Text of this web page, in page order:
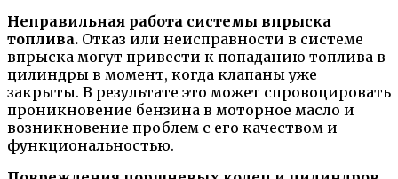
Неправильная работа системы впрыска
топлива. Отказ или неисправности в системе
впрыска могут привести к попаданию топлива в
цилиндры в момент, когда клапаны уже
закрыты. В результате это может спровоцировать
проникновение бензина в моторное масло и
возникновение проблем с его качеством и
функциональностью.